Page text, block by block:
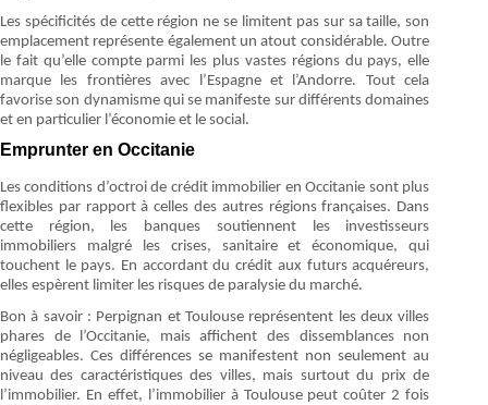
Les spécificités de cette région ne se limitent pas sur sa taille, son
emplacement représente également un atout considérable. Outre
le fait qu’elle compte parmi les plus vastes régions du pays, elle
marque les frontières avec l’Espagne et l’Andorre. Tout cela
favorise son dynamisme qui se manifeste sur différents domaines
et en particulier l’économie et le social.
Emprunter en Occitanie
Les conditions d’octroi de crédit immobilier en Occitanie sont plus
flexibles par rapport à celles des autres régions françaises. Dans
cette région, les banques soutiennent les investisseurs
immobiliers malgré les crises, sanitaire et économique, qui
touchent le pays. En accordant du crédit aux futurs acquéreurs,
elles espèrent limiter les risques de paralysie du marché.
Bon à savoir : Perpignan et Toulouse représentent les deux villes
phares de l’Occitanie, mais affichent des dissemblances non
négligeables. Ces différences se manifestent non seulement au
niveau des caractéristiques des villes, mais surtout du prix de
l’immobilier. En effet, l’immobilier à Toulouse peut coûter 2 fois